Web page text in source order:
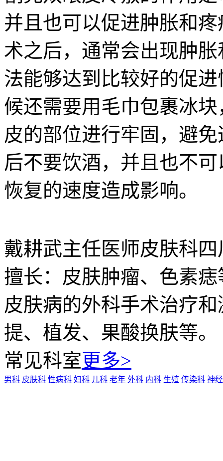
并且也可以促进肿胀和
术之后，通常会出现肿
法能够达到比较好的促
候还需要用毛巾包裹冰
皮的部位进行牢固，避
后不要饮酒，并且也不
恢复的速度造成影响。
戴耕武主任医师皮肤科
擅长：皮肤肿瘤、色素
皮肤病的外科手术治疗
提、植发、果酸换肤等。
常见科室更多>
男科 皮肤科 性病科 妇科 儿科 老年 外科 内科 生殖 传染科 神